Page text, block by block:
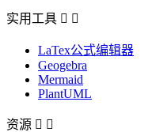
实用工具  
LaTex公式编辑器
Geogebra
Mermaid
PlantUML
资源  